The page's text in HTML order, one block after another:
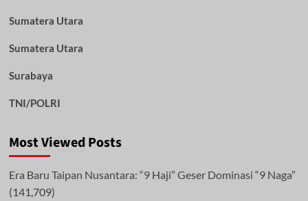
Sumatera Utara
Sumatera Utara
Surabaya
TNI/POLRI
Most Viewed Posts
Era Baru Taipan Nusantara: “9 Haji” Geser Dominasi “9 Naga”
(141,709)